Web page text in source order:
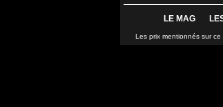
LE MAG
Les prix mentionnés sur